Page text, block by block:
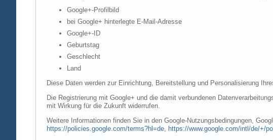
Google+-Profilbild
bei Google+ hinterlegte E-Mail-Adresse
Google+-ID
Geburtstag
Geschlecht
Land
Diese Daten werden zur Einrichtung, Bereitstellung und Personalisierung
Die Registrierung mit Google+ und die damit verbundenen
mit Wirkung für die Zukunft widerrufen.
Weitere Informationen finden Sie in den Google-Nutzungsbedingungen,
https://policies.google.com/terms?hl=de, https://www.google.com/intl/de/+/